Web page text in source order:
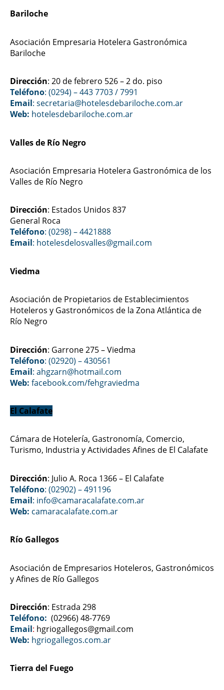
Bariloche
Asociación Empresaria Hotelera Gastronómica
Bariloche
Dirección: 20 de febrero 526 – 2 do. piso
Teléfono: (0294) – 443 7703 / 7991
Email: secretaria@hotelesdebariloche.com.ar
Web: hotelesdebariloche.com.ar
Valles de Río Negro
Asociación Empresaria Hotelera Gastronómica de los
Valles de Río Negro
Dirección: Estados Unidos 837
General Roca
Teléfono: (0298) – 4421888
Email: hotelesdelosvalles@gmail.com
Viedma
Asociación de Propietarios de Establecimientos
Hoteleros y Gastronómicos de la Zona Atlántica de
Río Negro
Dirección: Garrone 275 – Viedma
Teléfono: (02920) – 430561
Email: ahgzarn@hotmail.com
Web: facebook.com/fehgraviedma
El Calafate
Cámara de Hotelería, Gastronomía, Comercio,
Turismo, Industria y Actividades Afines de El Calafate
Dirección: Julio A. Roca 1366 – El Calafate
Teléfono: (02902) – 491196
Email: info@camaracalafate.com.ar
Web: camaracalafate.com.ar
Río Gallegos
Asociación de Empresarios Hoteleros, Gastronómicos
y Afines de Río Gallegos
Dirección: Estrada 298
Teléfono: (02966) 48-7769
Email: hgriogallegos@gmail.com
Web: hgriogallegos.com.ar
Tierra del Fuego